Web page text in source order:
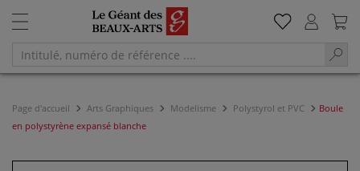
Page d'accueil Arts Graphiques Modelisme Polystyrol et PVC
Boule
en polystyrène expansé blanche